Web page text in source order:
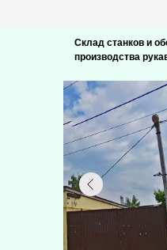
Склад станков и
производства